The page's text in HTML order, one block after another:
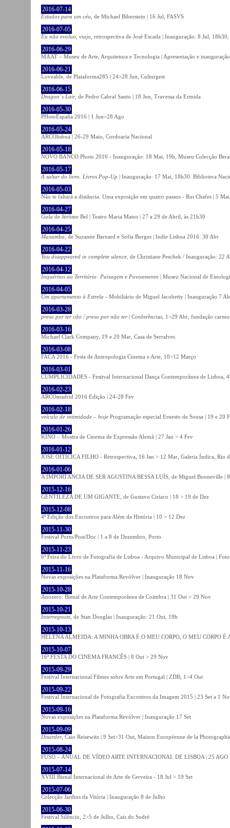
2016-07-14
Estudos para um céu , de Michael Biberstein | 16 Jul, FASVS
2016-07-05
Eu não evoluo, viajo , retrospectiva de José Escada | Inauguração: 8 Jul,
2016-06-29
MAAT – Museu de Arte, Arquitetura e Tecnologia | Apresentação e
2016-06-21
Loveable, de Plataforma285 | 24>28 Jun, Culturgest
2016-06-15
Dragon´s Lair, de Pedro Cabral Santo | 18 Jun, Travessa da Ermida
2016-05-30
PHotoEspaña 2016 | 1 Jun>28 Ago
2016-05-24
ARCOlisboa | 26-29 Maio, Cordoaria Nacional
2016-05-18
NOVO BANCO Photo 2016 - Inauguração: 18 Mai, 19h, Museu Colecção
2016-05-17
A saltar do livro. Livros Pop-Up | Inauguração: 17 Mai, 18h30. Biblioteca
2016-05-03
Não te faltará a distância. Uma exposição em quatro passos - Rui Chafes | 5
2016-04-27
Gala de Jérôme Bel | Teatro Maria Matos | 27 a 29 de Abril, às 21h30
2016-04-25
Maxamba , de Suzanne Barnard e Sofia Borges | Indie Lisboa 2016: 30 Abr
2016-04-22
You disappeared in complete silence , de Christiane Peschek / Inauguração: 22
2016-04-12
Inquéritos ao Território: Paisagem e Povoamento | Museu Nacional de
2016-04-05
Um apartamento à Estrela - Mobiliário de Miguel Jacobetty | Inauguração 7
2016-03-28
preso por ter cão / preso por não ter| Conferências, 1>29 Abr, fundação
2016-03-16
Michael Clark Company, 19 e 20 Mar, Casa de Serralves
2016-03-08
FACA 2016 - Festa de Antropologia Cinema e Arte, 10>12 Março
2016-03-01
CUMPLICIDADES - Festival Internacional Dança Contemporânea de Lisboa,
2016-02-23
ARCOmadrid 2016 Edição | 24-28 Fev
2016-02-18
veículo de intimidade – hoje Programação especial Ernesto de Sousa | 19 e 20
2016-01-26
KINO – Mostra de Cinema de Expressão Alemã | 27 Jan > 4 Fev
2016-01-12
JOSÉ OITICICA FILHO - Retrospectiva, 16 Jan > 12 Mar, Galeria Índica, Rio
2016-01-06
A IMPORTÂNCIA DE SER AGUSTINA BESSA LUÍS, de Miguel Bonneville |
2015-12-16
GENTILEZA DE UM GIGANTE, de Gustavo Ciríaco | 18 > 19 de Dez
2015-12-08
4ª Edição dos Encontros para Além da História | 10 > 12 Dez
2015-11-30
Festival Porto/Post/Doc | 1 a 8 de Dezembro, Porto
2015-11-23
6ª Feira do Livro de Fotografia de Lisboa - Arquivo Municipal de Lisboa |
2015-11-16
Novas exposições na Plataforma Revólver | Inauguração 18 Nov
2015-10-28
Anozero: Bienal de Arte Contemporânea de Coimbra | 31 Out > 29 Nov
2015-10-21
Interregnum , de Stan Douglas | Inauguração: 21 Out, 19h
2015-10-13
HELENA ALMEIDA: A MINHA OBRA É O MEU CORPO, O MEU CORPO É
2015-10-07
16ª FESTA DO CINEMA FRANCÊS | 8 Out > 29 Nov
2015-09-29
Festival Internacional Filmes sobre Arte em Portugal | ZDB, 1>4 Out
2015-09-22
Festival Internacional de Fotografia Encontros da Imagem 2015 | 23 Set a 1
2015-09-16
Novas exposições na Plataforma Revólver | Inauguração 17 Set
2015-09-09
Disorder, Caio Reisewitz | 9 Set>31 Out, Maison Européenne de la
2015-08-24
FUSO – ANUAL DE VÍDEO ARTE INTERNACIONAL DE LISBOA | 25 AGO
2015-07-14
XVIII Bienal Internacional de Arte de Cerveira - 18 Jul > 19 Set
2015-07-06
Colecção Jardins da Vitória | Inauguração 8 de Julho
2015-06-30
Festival Silêncio, 2>5 de Julho, Cais do Sodré